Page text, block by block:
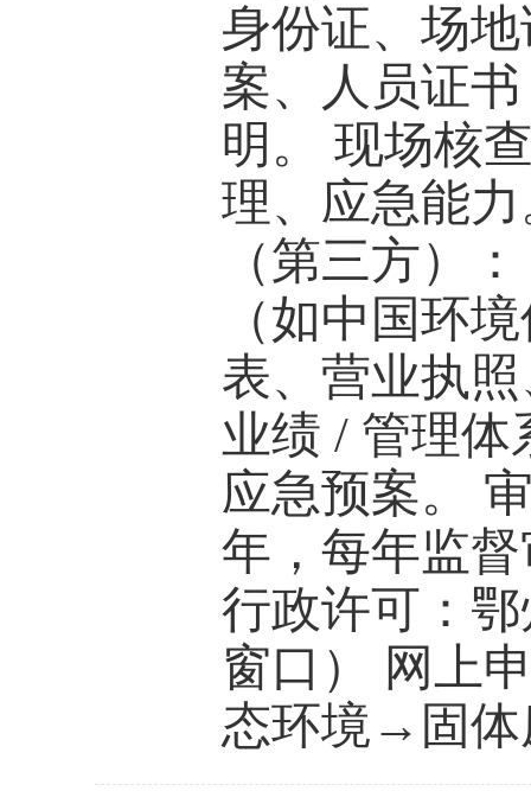
身份证、场
案、人员证
明。 现场核
理、应急能
（第三方）
（如中国环
表、营业执
业绩 / 管理体
应急预案。
年，每年监
行政许可：
窗口） 网上
态环境→固体